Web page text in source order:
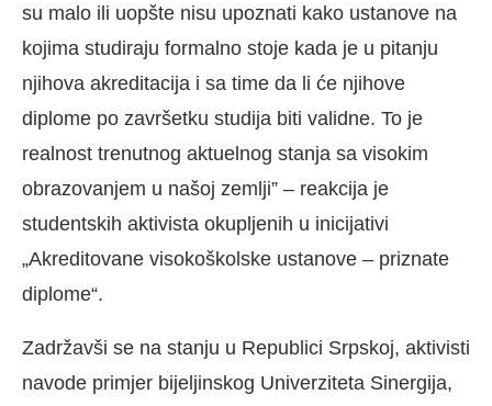
su malo ili uopšte nisu upoznati kako ustanove na
kojima studiraju formalno stoje kada je u pitanju
njihova akreditacija i sa time da li će njihove
diplome po završetku studija biti validne. To je
realnost trenutnog aktuelnog stanja sa visokim
obrazovanjem u našoj zemlji” – reakcija je
studentskih aktivista okupljenih u inicijativi
„Akreditovane visokoškolske ustanove – priznate
diplome“.
Zadržavši se na stanju u Republici Srpskoj, aktivisti
navode primjer bijeljinskog Univerziteta Sinergija,